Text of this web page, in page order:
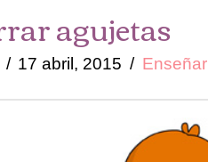
agujetas
17 abril, 2015 Enseñar